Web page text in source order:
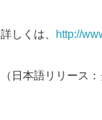
詳しくは、 http://
（日本語リリース